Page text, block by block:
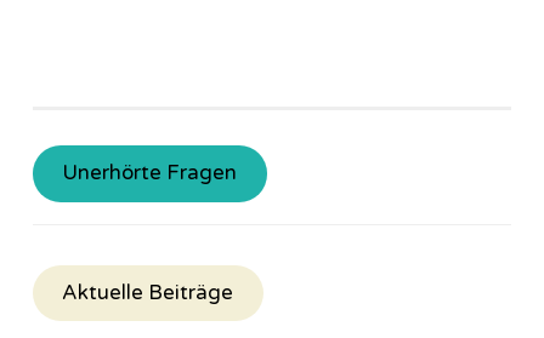
Unerhörte Fragen
Aktuelle Beiträge